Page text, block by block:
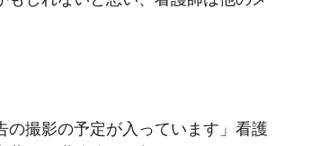
の撮影の予定が入っています」看護